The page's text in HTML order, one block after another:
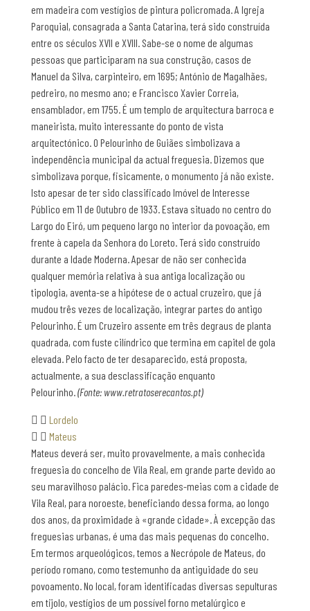
em madeira com vestígios de pintura policromada. A Igreja
Paroquial, consagrada a Santa Catarina, terá sido construída
entre os séculos XVII e XVIII. Sabe-se o nome de algumas
pessoas que participaram na sua construção, casos de
Manuel da Silva, carpinteiro, em 1695; António de Magalhães,
pedreiro, no mesmo ano; e Francisco Xavier Correia,
ensamblador, em 1755. É um templo de arquitectura barroca e
maneirista, muito interessante do ponto de vista
arquitectónico. O Pelourinho de Guiães simbolizava a
independência municipal da actual freguesia. Dizemos que
simbolizava porque, fisicamente, o monumento já não existe.
Isto apesar de ter sido classificado Imóvel de Interesse
Público em 11 de Outubro de 1933. Estava situado no centro do
Largo do Eiró, um pequeno largo no interior da povoação, em
frente à capela da Senhora do Loreto. Terá sido construído
durante a Idade Moderna. Apesar de não ser conhecida
qualquer memória relativa à sua antiga localização ou
tipologia, aventa-se a hipótese de o actual cruzeiro, que já
mudou três vezes de localização, integrar partes do antigo
Pelourinho. É um Cruzeiro assente em três degraus de planta
quadrada, com fuste cilíndrico que termina em capitel de gola
elevada. Pelo facto de ter desaparecido, está proposta,
actualmente, a sua desclassificação enquanto
Pelourinho.(Fonte: www.retratoserecantos.pt)
Lordelo
Mateus
Mateus deverá ser, muito provavelmente, a mais conhecida
freguesia do concelho de Vila Real, em grande parte devido ao
seu maravilhoso palácio. Fica paredes-meias com a cidade de
Vila Real, para noroeste, beneficiando dessa forma, ao longo
dos anos, da proximidade à «grande cidade». À excepção das
freguesias urbanas, é uma das mais pequenas do concelho.
Em termos arqueológicos, temos a Necrópole de Mateus, do
período romano, como testemunho da antiguidade do seu
povoamento. No local, foram identificadas diversas sepulturas
em tijolo, vestígios de um possível forno metalúrgico e